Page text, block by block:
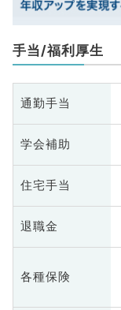
手当/福利厚生
通勤手当
学会補助
住宅手当
退職金
各種保険